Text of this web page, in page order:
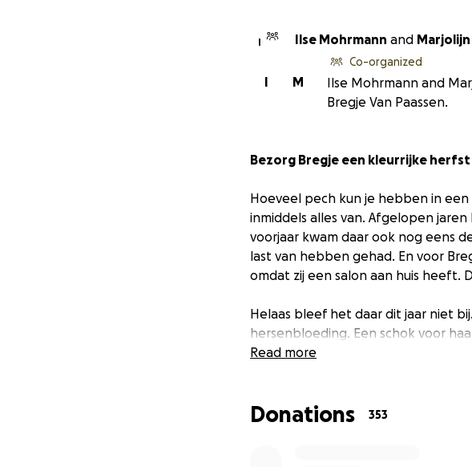
I Ilse Mohrmann and Marjolijn
M
I
Co-organized
Ilse Mohrmann and
Bregje Van Paassen.
Bezorg Bregje een kleurrijke herfst
Hoeveel pech kun je hebben in
inmiddels alles van. Afgelopen
voorjaar kwam daar ook nog eens
last van hebben gehad. En voor
omdat zij een salon aan huis heeft.
Helaas bleef het daar dit jaar niet
hersenbloeding. Een schok voor
volgden en het is nog niet klaar.
Read more
Donations 353